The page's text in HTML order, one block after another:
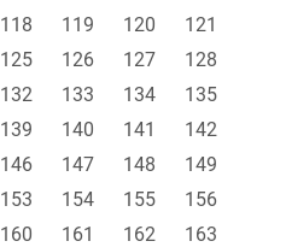
118 119 120
121
125 126 127
128
132 133 134
135
139 140 141
142
146 147 148
149
153 154 155
156
160 161 162
163